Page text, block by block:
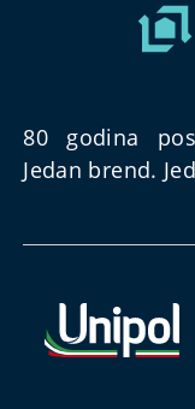
80 godina
Jedan brend.